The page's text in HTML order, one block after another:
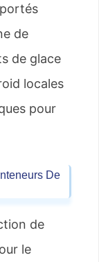
de
de glace
locales
pour
De
de
le